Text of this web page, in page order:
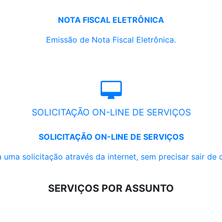
NOTA FISCAL ELETRÔNICA
Emissão de Nota Fiscal Eletrônica.
SOLICITAÇÃO ON-LINE DE SERVIÇOS
SOLICITAÇÃO ON-LINE DE SERVIÇOS
uma solicitação através da internet, sem precisar sair de
SERVIÇOS POR ASSUNTO